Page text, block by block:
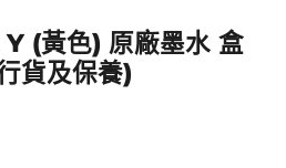
(黃色) 原廠墨水 盒
貨及保養)